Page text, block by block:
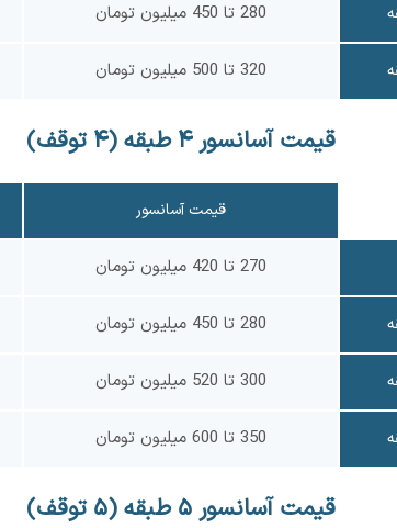
280 تا 450 میلیون تومان
320 تا 500 میلیون تومان
قیمت آسانسور ۴ طبقه (۴ توقف)
قیمت آسانسور
270 تا 420 میلیون تومان
280 تا 450 میلیون تومان
300 تا 520 میلیون تومان
350 تا 600 میلیون تومان
قیمت آسانسور ۵ طبقه (۵ توقف)